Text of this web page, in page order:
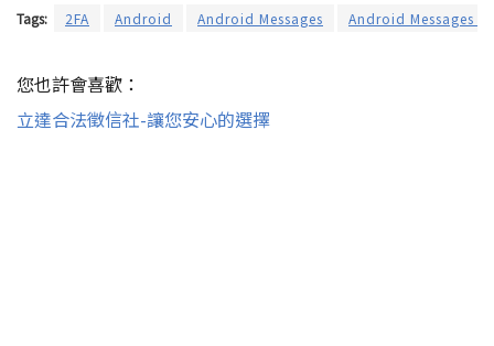
Tags: 2FA Android Android Messages Android Messages
您也許會喜歡：
立達合法徵信社-讓您安心的選擇